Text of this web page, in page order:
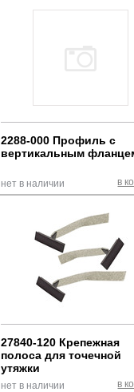
2288-000 Профиль с
вертикальным
в
нет в наличии
27840-120 Крепежная
полоса для точечной
утяжки
в
нет в наличии